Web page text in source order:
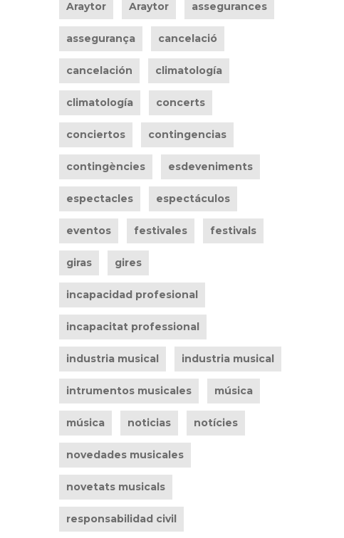
Araytor Araytor assegurances
assegurança cancelació
cancelación climatología
climatología concerts
conciertos contingencias
contingències esdeveniments
espectacles espectáculos
eventos festivales festivals
giras gires
incapacidad profesional
incapacitat professional
industria musical industria musical
intrumentos musicales música
música noticias notícies
novedades musicales
novetats musicals
responsabilidad civil